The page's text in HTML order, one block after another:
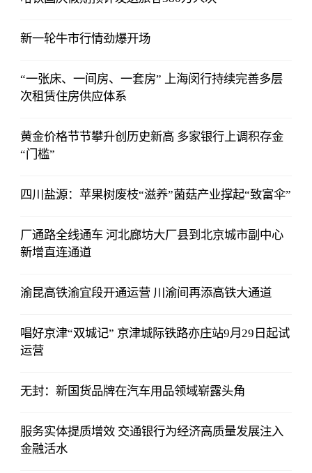
新一轮牛市行情劲爆开场
“一张床、一间房、一套房” 上海闵行持续完善多层
次租赁住房供应体系
黄金价格节节攀升创历史新高 多家银行上调积存金
“门槛”
四川盐源：苹果树废枝“滋养”菌菇产业撑起“致富伞”
厂通路全线通车 河北廊坊大厂县到北京城市副中心
新增直连通道
渝昆高铁渝宜段开通运营 川渝间再添高铁大通道
唱好京津“双城记” 京津城际铁路亦庄站9月29日起试
运营
无封：新国货品牌在汽车用品领域崭露头角
服务实体提质增效 交通银行为经济高质量发展注入
金融活水